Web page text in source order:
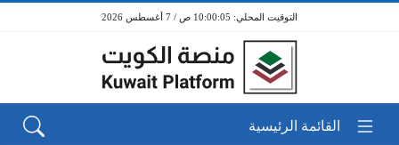
10:00:05 ص / 7 أغسطس 2026